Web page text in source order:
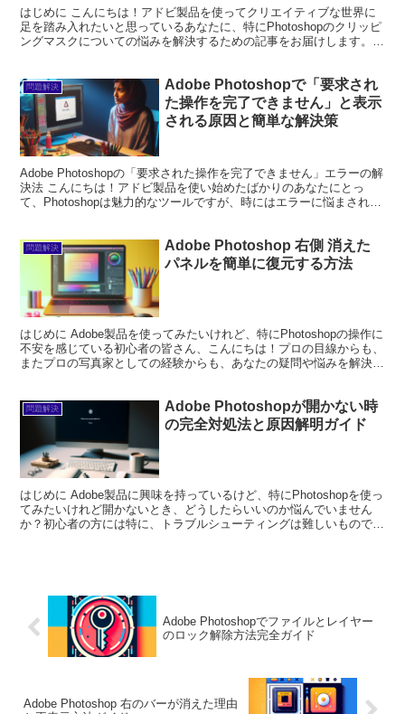
はじめに こんにちは！アドビ製品を使ってクリエイティブな世界に
足を踏み入れたいと思っているあなたに、特にPhotoshopのクリッピ
ングマスクについての悩みを解決するための記事をお届けします。初
問題解決
Adobe Photoshopで「要求され
た操作を完了できません」と表示
される原因と簡単な解決策
Adobe Photoshopの「要求された操作を完了できません」エラーの解
決法 こんにちは！アドビ製品を使い始めたばかりのあなたにとっ
て、Photoshopは魅力的なツールですが、時にはエラーに悩まされる
問題解決
Adobe Photoshop 右側 消えた
パネルを簡単に復元する方法
はじめに Adobe製品を使ってみたいけれど、特にPhotoshopの操作に
不安を感じている初心者の皆さん、こんにちは！プロの目線からも、
またプロの写真家としての経験からも、あなたの疑問や悩みを解決す
問題解決
Adobe Photoshopが開かない時
の完全対処法と原因解明ガイド
はじめに Adobe製品に興味を持っているけど、特にPhotoshopを使っ
てみたいけれど開かないとき、どうしたらいいのか悩んでいません
か？初心者の方には特に、トラブルシューティングは難しいもので
Adobe Photoshopでファイルとレイヤー
のロック解除方法完全ガイド
Adobe Photoshop 右のバーが消えた理由